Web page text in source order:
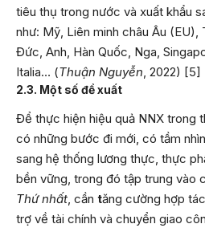
tiêu thụ trong nước và xuất khẩu
như: Mỹ, Liên minh châu Âu (EU),
Đức, Anh, Hàn Quốc, Nga,
Italia… (Thuận Nguyễn , 2022) [5]
2.3. Một số đề xuất
Để thực hiện hiệu quả NNX trong
có những bước đi mới, có tầm
sang hệ thống lương thực, thực
bền vững, trong đó tập trung vào
Thứ nhất, cần tăng cường hợp
trợ về tài chính và chuyển giao